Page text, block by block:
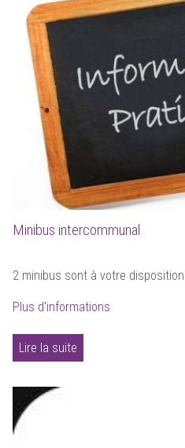
Minibus intercommunal
2 minibus sont à votre
Plus d'informations
Lire la suite